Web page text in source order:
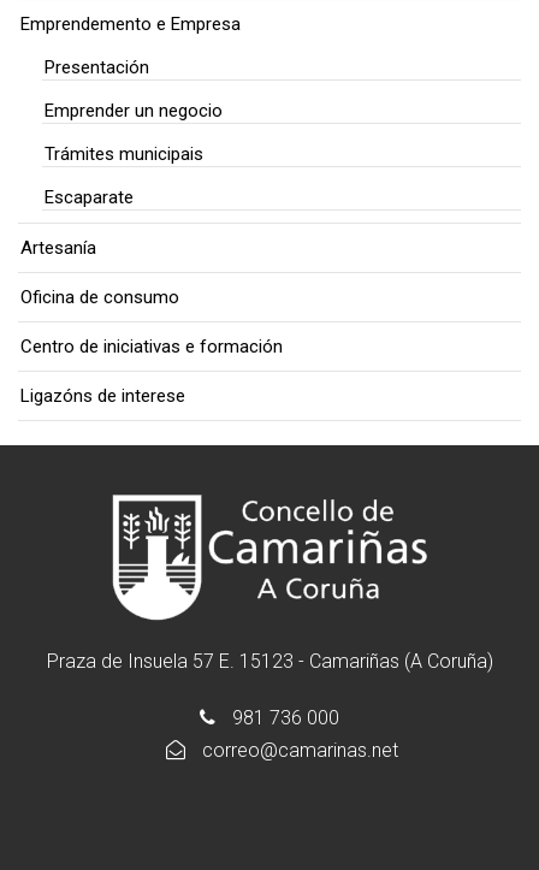
Emprendemento e Empresa
Presentación
Emprender un negocio
Trámites municipais
Escaparate
Artesanía
Oficina de consumo
Centro de iniciativas e formación
Ligazóns de interese
Praza de Insuela 57 E. 15123 - Camariñas (A Coruña)
981 736 000
correo@camarinas.net